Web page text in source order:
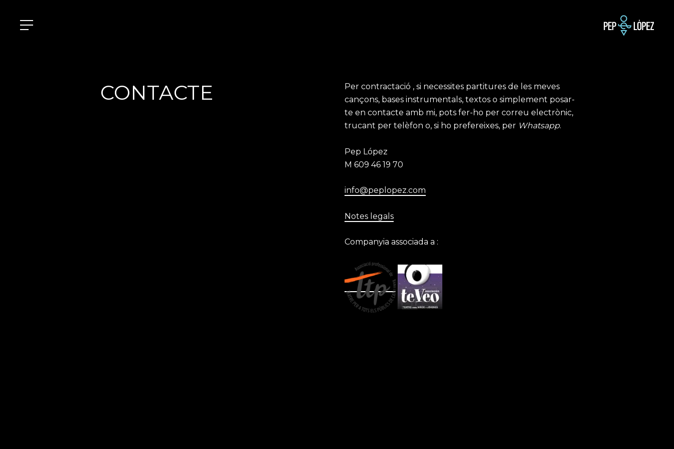
CONTACTE
Per contractació , si necessites partitures de les meves
cançons, bases instrumentals, textos o simplement posar-
te en contacte amb mi, pots fer-ho per correu electrònic,
trucant per telèfon o, si ho prefereixes, per Whatsapp.
Pep López
M 609 46 19 70
info@peplopez.com
Notes legals
Companyia associada a :